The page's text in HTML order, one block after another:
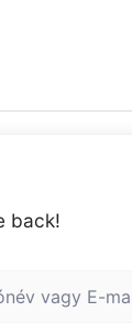
back!